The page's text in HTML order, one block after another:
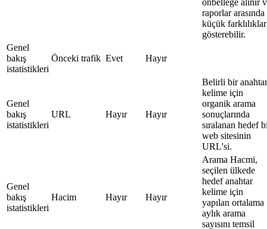
önbelleğe alınır
raporlar arasında
küçük farklılıklar
gösterebilir.
Genel
bakış
istatistikleri
Önceki trafik Evet Hayır
Genel
bakış
istatistikleri
URL Hayır Hayır
Belirli bir anahtar
kelime için
organik arama
sonuçlarında
sıralanan hedef
web sitesinin
URL'si.
Genel
bakış
istatistikleri
Hacim Hayır Hayır
Arama Hacmi,
seçilen ülkede
hedef anahtar
kelime için
yapılan ortalama
aylık arama
sayısını temsil